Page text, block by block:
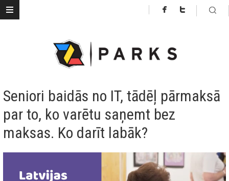
Seniori baidās no IT, tādēļ pārmaksā
par to, ko varētu saņemt bez
maksas. Ko darīt labāk?